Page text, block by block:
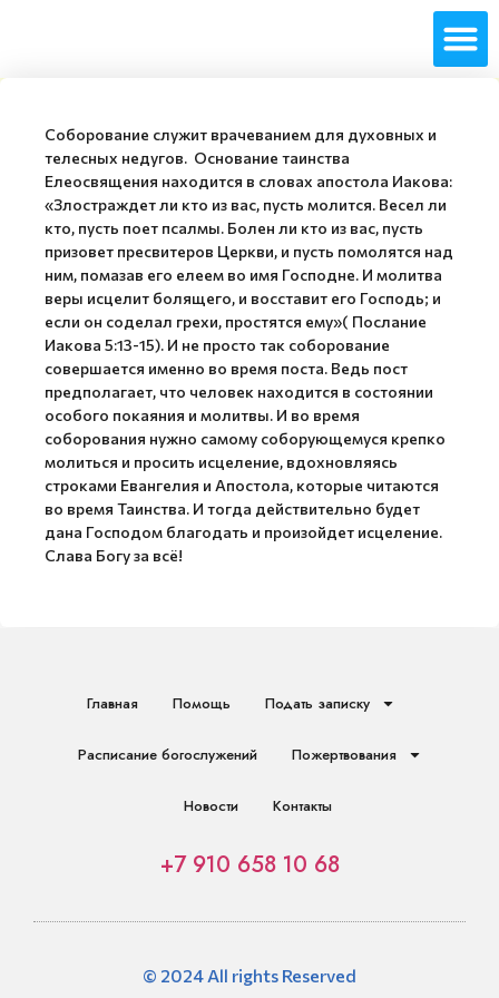
Соборование служит врачеванием для духовных и
телесных недугов. Основание таинства
Елеосвящения находится в словах апостола Иакова:
«Злостраждет ли кто из вас, пусть молится. Весел ли
кто, пусть поет псалмы. Болен ли кто из вас, пусть
призовет пресвитеров Церкви, и пусть помолятся над
ним, помазав его елеем во имя Господне. И молитва
веры исцелит болящего, и восставит его Господь; и
если он соделал грехи, простятся ему»( Послание
Иакова 5:13-15). И не просто так соборование
совершается именно во время поста. Ведь пост
предполагает, что человек находится в состоянии
особого покаяния и молитвы. И во время
соборования нужно самому соборующемуся крепко
молиться и просить исцеление, вдохновляясь
строками Евангелия и Апостола, которые читаются
во время Таинства. И тогда действительно будет
дана Господом благодать и произойдет исцеление.
Слава Богу за всё!
Главная Помощь Подать записку
Расписание богослужений Пожертвования
Новости Контакты
+7 910 658 10 68
© 2024 All rights Reserved